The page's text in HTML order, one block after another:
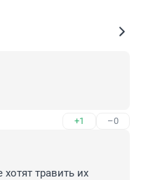
+1 –0
травить их